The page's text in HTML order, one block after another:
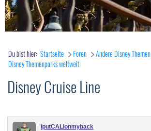
Du bist hier: Startseite Foren
Andere Disney Themen
Disney Themenparks weltweit
Disney Cruise Line
iputCALIonmyback